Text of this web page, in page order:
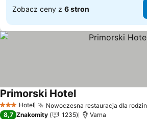
Zobacz ceny z 6 stron
3 Kategoria
Hotel Nowoczesna restauracja dla rodzin
Primorski HotelWyświetl ceny
8,7 Znakomity 1235 Varna